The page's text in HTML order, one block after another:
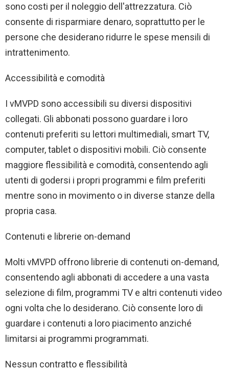
sono costi per il noleggio dell'attrezzatura. Ciò
consente di risparmiare denaro, soprattutto per le
persone che desiderano ridurre le spese mensili di
intrattenimento.
Accessibilità e comodità
I vMVPD sono accessibili su diversi dispositivi
collegati. Gli abbonati possono guardare i loro
contenuti preferiti su lettori multimediali, smart TV,
computer, tablet o dispositivi mobili. Ciò consente
maggiore flessibilità e comodità, consentendo agli
utenti di godersi i propri programmi e film preferiti
mentre sono in movimento o in diverse stanze della
propria casa.
Contenuti e librerie on-demand
Molti vMVPD offrono librerie di contenuti on-demand,
consentendo agli abbonati di accedere a una vasta
selezione di film, programmi TV e altri contenuti video
ogni volta che lo desiderano. Ciò consente loro di
guardare i contenuti a loro piacimento anziché
limitarsi ai programmi programmati.
Nessun contratto e flessibilità